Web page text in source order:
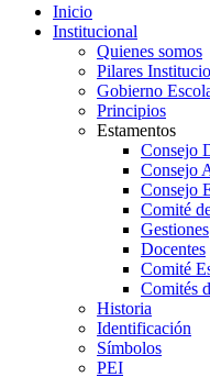
Inicio
Institucional
Quienes somos
Pilares
Gobierno
Principios
Estamentos
Consejo
Consejo
Consejo
Comité
Gestiones
Docentes
Comité
Comités
Historia
Identificación
Símbolos
PEI